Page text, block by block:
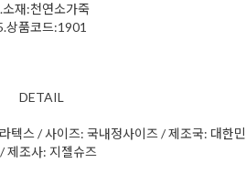
소재:천연소가죽
상품코드:1901
DETAIL
텍스 / 사이즈: 국내정사이즈 / 제조국: 대한민
제조사: 지젤슈즈